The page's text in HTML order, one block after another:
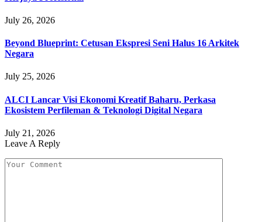
July 26, 2026
Beyond Blueprint: Cetusan Ekspresi Seni Halus 16 Arkitek
Negara
July 25, 2026
ALCI Lancar Visi Ekonomi Kreatif Baharu, Perkasa
Ekosistem Perfileman & Teknologi Digital Negara
July 21, 2026
Leave A Reply